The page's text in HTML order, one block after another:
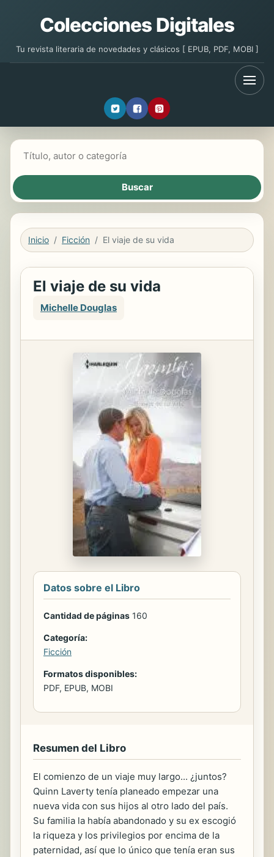
Colecciones Digitales
Tu revista literaria de novedades y clásicos [ EPUB, PDF, MOBI ]
Inicio Ficción El viaje de su vida
El viaje de su vida
Michelle Douglas
Datos sobre el Libro
Cantidad de páginas 160
Categoría:
Ficción
Formatos disponibles:
PDF, EPUB, MOBI
Resumen del Libro
El comienzo de un viaje muy largo... ¿juntos?
Quinn Laverty tenía planeado empezar una
nueva vida con sus hijos al otro lado del país.
Su familia la había abandonado y su ex escogió
la riqueza y los privilegios por encima de la
paternidad, así que lo único que tenía eran sus